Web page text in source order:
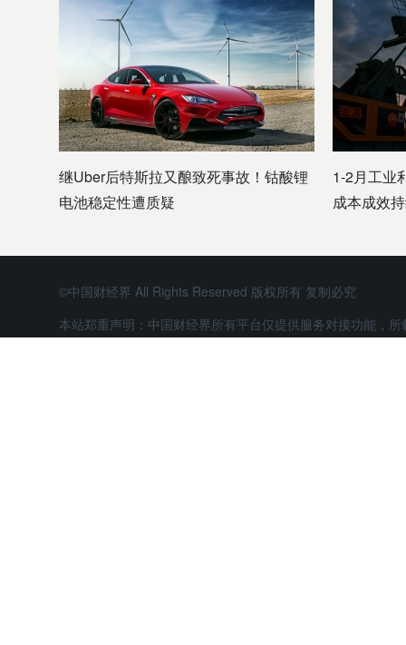
继Uber后特斯拉又酿致死事故！钴酸锂
电池稳定性遭质疑
1-2月工业
成本成效
©中国财经界 All Rights Reserved 版权所有 复制必究
本站郑重声明：中国财经界所有平台仅提供服务对接功能，